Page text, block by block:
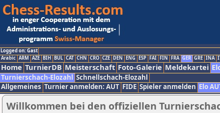
Logged on: Gast
Arabic ARM AZE BIH BUL CAT CHN CRO CZE DEN ENG ESP FAI FIN FRA GER GRE INA
Home TurnierDB Meisterschaft Foto-Galerie Meldekartei
Turnierschach-Elozahl Schnellschach-Elozahl
Allgemeines Turnier anmelden: AUT FIDE Spieler anmelden Elo
Willkommen bei den offiziellen